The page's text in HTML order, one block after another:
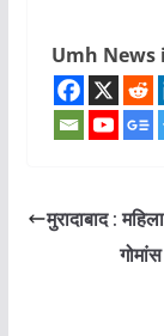
Umh News
मुरादाबाद :